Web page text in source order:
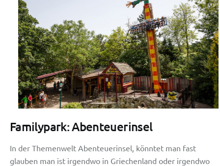
Familypark: Abenteuerinsel
In der Themenwelt Abenteuerinsel, könntet man fast
glauben man ist irgendwo in Griechenland oder irgendwo